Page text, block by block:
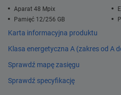
Aparat 48 Mpix
Pamięć 12/256 GB
Karta informacyjna produktu
Klasa energetyczna A (zakres od A
Sprawdź mapę zasięgu
Sprawdź specyfikację